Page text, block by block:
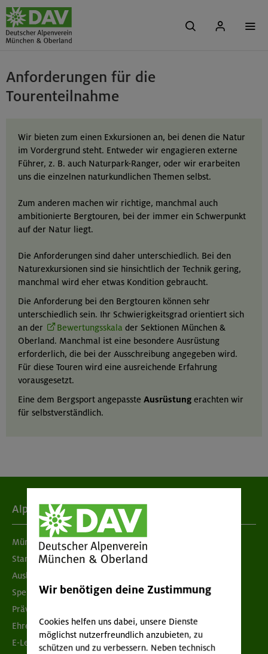
Anforderungen für die
Tourenteilnahme
Wir bieten zum einen Exkursionen an, bei denen die Natur
im Vordergrund steht. Entweder wir engagieren externe
Führer, z. B. auch Naturpark-Ranger, oder wir erarbeiten
uns die einzelnen naturkundlichen Themen selbst.
Zum anderen machen wir richtige, manchmal auch
ambitionierte Bergtouren, bei der immer ein Schwerpunkt
auf der Natur liegt.
Die Anforderungen sind daher unterschiedlich. Bei den
Naturexkursionen sind sie hinsichtlich der Technik gering,
manchmal wird eher etwas Kondition gebraucht.
Die Anforderung bei den Bergtouren können sehr
unterschiedlich sein. Ihr Schwierigkeitsgrad orientiert sich
an der
Bewertungsskala der Sektionen München &
Oberland. Manchmal ist eine besondere Ausrüstung
erforderlich, die bei der Ausschreibung angegeben wird.
Für diese Touren wird eine ausreichende Erfahrung
vorausgesetzt.
Eine dem Bergsport angepasste Ausrüstung erachten wir
für selbstverständlich.
Alpenverein
München & Oberland
Standorte
Ausbildung & Jobs
Spenden
Prävention sexualisierter Gewalt
Ehrenamtsbörse
E-Learning
Wir benötigen deine Zustimmung
Cookies helfen uns dabei, unsere Dienste
möglichst nutzerfreundlich anzubieten, zu
schützen und zu verbessern. Neben technisch